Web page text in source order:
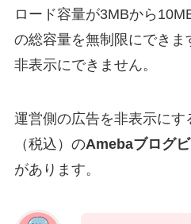
ロード容量が3MBから
の総容量を無制限にできま
非表示にできません。
運営側の広告を非表示にす
（税込）のAmebaブログ
があります。